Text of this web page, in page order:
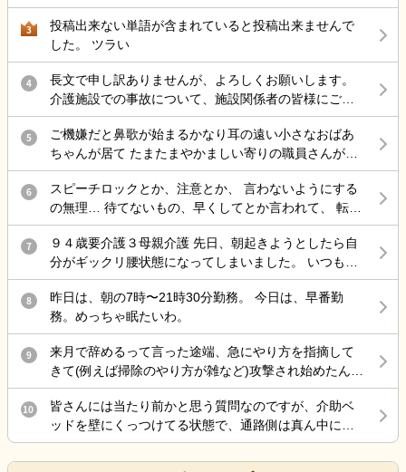
員一同でリーダーを降ろす事は可能でしょうか？ ちなみに介福の資
格もなく、何故あそこまで図太いのか分かりません。本部等に嘆願
書を提供したら、効果はありますか？ 他にも沢山ありますが、ごく
ままな行動を展開されて、私達は課せられた業務をこなしてて士気
を下げられる一方です。 どこでも人間関係はあると思いますが、証
拠が 車椅子を停めて、喫煙してる写メしかありません。 あとは聞い
た、見た程度の証拠になってしまいます。
たら良いと思いますか？
き回る認知症利用者の見守り、声掛けまでやらされ、
最近自分の気持ちに余裕が持てない。
3
投稿出来ない単語が含まれていると投稿出来ませんで
した。 ツラい
4
長文で申し訳ありませんが、よろしくお願いします。
介護施設での事故について、施設関係者の皆様にご意
見を伺いたく投稿します。 母は認知症があり、介護施
設に入所していました。 ある日の明け方、母が一人で
施設を離設し、雨の中で転倒して大腿骨を骨折しまし
た。 手術は無事に終わりましたが、この事故をきっか
けに歩行ができなくなり、病院からは認知症も進行し
たとのお話がありました。また、要介護1だったもの
説明を受けました。 施設からは「治療費は負担しま
す」と説明を受けていますが、それ以外の補償につい
てはまだ話し合っていません。 そこで、介護施設で勤
務されている方や施設運営に携わっている方にお伺い
したいです。 ・このような事故が起きた場合、一般的
にはどのような対応や補償が行われることが多いので
しょうか。 ・施設側が加入している保険で対応するケ
がよいことや、今後の進め方についてアドバイスがあ
れば教えていただきたいです。 施設を責めたいという
気持ちではなく、今後の対応について知識を得たいと
思い投稿しました。 同様の事例やご経験がありました
5
ご機嫌だと鼻歌が始まるかなり耳の遠い小さなおばあ
ちゃんが居て たまたまやかましい寄りの職員さんが来
た時に 鼻歌から一気に不穏 「おおきなこえで話してる
わ」 と不機嫌で低く大きな声の独り言で返してて笑い
を堪えられない。
6
スピーチロックとか、注意とか、 言わないようにする
の無理… 待てないもの、早くしてとか言われて、 転倒
しそうになるとか危険行為しても、 本人達分からない
もの、 病気だから、認知症だからで許されて、 記録残
しても『仕方ないよね、割り切らなきゃ』 これで終わ
る 何でもかんでも虐待って言わないで… どうしろって
言うのよ…もう疲れた… 責任感強すぎって上司に言わ
れた 仕方ないじゃん 事故したら…打ちどころ悪かった
7
９４歳要介護３母親介護 先日、朝起きようとしたら自
分がギックリ腰状態になってしまいました。 いつも行
く接骨院で治療してもらったのですが、いつもなら楽
になるのに、全く治らないまま、家に戻ろとして 外に
出たら、クラクラし汗が尋常じゃなく出てくるので 接
骨院に戻って休すませてもらいました。 隠れ熱中症か
ら来た腰痛と分かり、水や経口水を飲ませてもらい要
約落ちたのはいいのですが、母親を一人で留守番させ
を一時的に入院させる事となりました。 母親は、病院
が大嫌いなので、今日病院に電話をしたら 案の定、興
8
昨日は、朝の7時〜21時30分勤務。 今日は、早番勤
務。めっちゃ眠たいわ。
9
来月で辞めるって言った途端、急にやり方を指摘して
きて(例えば掃除のやり方が雑など)攻撃され始めたんだ
けど最後の嫌がらせ？
10
皆さんには当たり前かと思う質問なのですが、介助ベ
ッドを壁にくっつけてる状態で、通路側は真ん中にベ
ッド柵を差し込むのは拘束扱いだって言われたのです
が、皆さんどう思いますか？ ちなみに自分は真ん中に